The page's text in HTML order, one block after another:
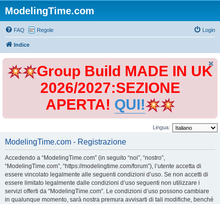
ModelingTime.com
FAQ Regole Login
Indice
Group Build MADE IN UK
2026/2027:SEZIONE
APERTA! QUI!
Lingua:
ModelingTime.com - Registrazione
Accedendo a “ModelingTime.com” (in seguito “noi”, “nostro”,
“ModelingTime.com”, “https://modelingtime.com/forum”), l’utente accetta di
essere vincolato legalmente alle seguenti condizioni d’uso. Se non accetti di
essere limitato legalmente dalle condizioni d’uso seguenti non utilizzare i
servizi offerti da “ModelingTime.com”. Le condizioni d’uso possono cambiare
in qualunque momento, sarà nostra premura avvisarti di tali modifiche, benché